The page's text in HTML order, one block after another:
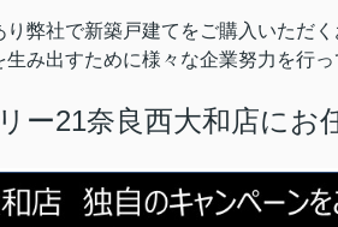
弊社で新築戸建てをご購入いただ
み出すために様々な企業努力を行っ
ー21奈良西大和店にお